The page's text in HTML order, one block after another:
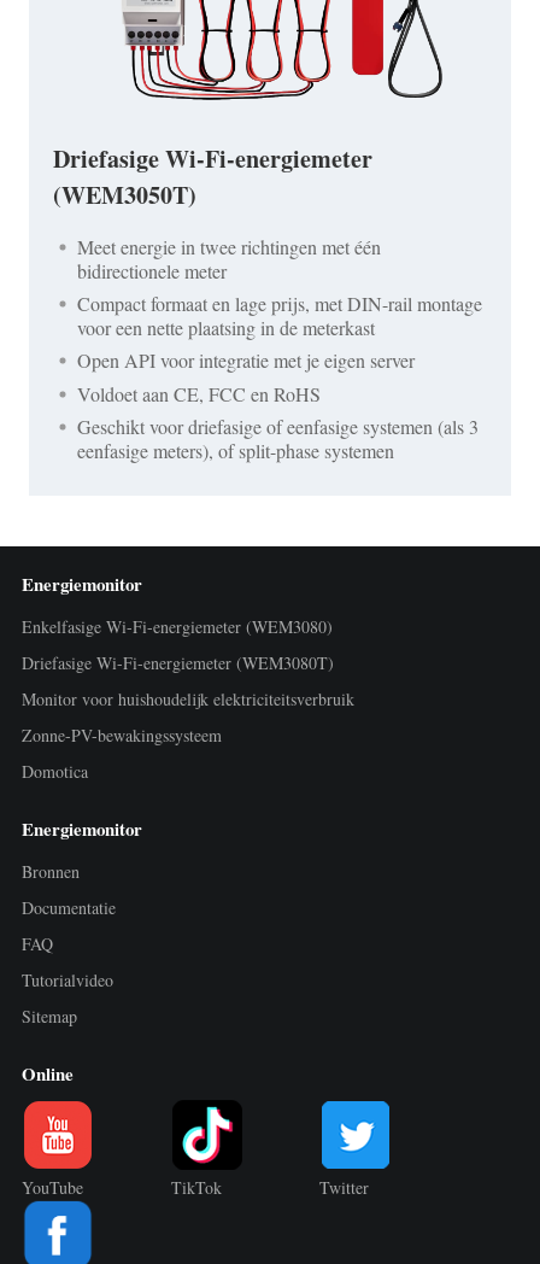
Driefasige Wi-Fi-energiemeter
(WEM3050T)
Meet energie in twee richtingen met één
bidirectionele meter
Compact formaat en lage prijs, met DIN-rail montage
voor een nette plaatsing in de meterkast
Open API voor integratie met je eigen server
Voldoet aan CE, FCC en RoHS
Geschikt voor driefasige of eenfasige systemen (als 3
eenfasige meters), of split-phase systemen
Energiemonitor
Enkelfasige Wi-Fi-energiemeter (WEM3080)
Driefasige Wi-Fi-energiemeter (WEM3080T)
Monitor voor huishoudelijk elektriciteitsverbruik
Zonne-PV-bewakingssysteem
Domotica
Energiemonitor
Bronnen
Documentatie
FAQ
Tutorialvideo
Sitemap
Online
YouTube TikTok Twitter